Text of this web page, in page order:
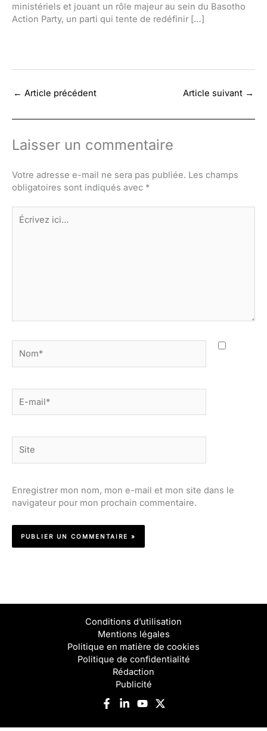
ministériels et jouant un rôle majeur au sein du Basotho
Action Party, un parti qui tente de redéfinir […]
← Article précédent Article suivant →
Laisser un commentaire
Votre adresse e-mail ne sera pas publiée. Les champs
obligatoires sont indiqués avec *
Écrivez
ici…
mail*
Enregistrer mon nom, mon e-mail et mon site dans le
navigateur pour mon prochain commentaire.
Conditions d’utilisation
Mentions légales
Politique en matière de cookies
Politique de confidentialité
Rédaction
Publicité